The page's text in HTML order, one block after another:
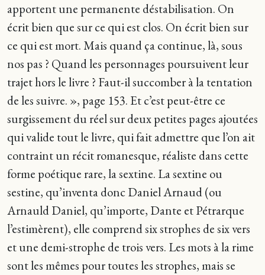
apportent une permanente déstabilisation. On
écrit bien que sur ce qui est clos. On écrit bien sur
ce qui est mort. Mais quand ça continue, là, sous
nos pas ? Quand les personnages poursuivent leur
trajet hors le livre ? Faut-il succomber à la tentation
de les suivre. », page 153. Et c’est peut-être ce
surgissement du réel sur deux petites pages ajoutées
qui valide tout le livre, qui fait admettre que l’on ait
contraint un récit romanesque, réaliste dans cette
forme poétique rare, la sextine. La sextine ou
sestine, qu’inventa donc Daniel Arnaud (ou
Arnauld Daniel, qu’importe, Dante et Pétrarque
l’estimèrent), elle comprend six strophes de six vers
et une demi-strophe de trois vers. Les mots à la rime
sont les mêmes pour toutes les strophes, mais se